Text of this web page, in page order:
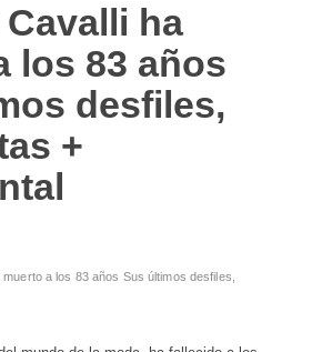
ha
los 83 años
desfiles,
+
a los 83 años Sus últimos desfiles,